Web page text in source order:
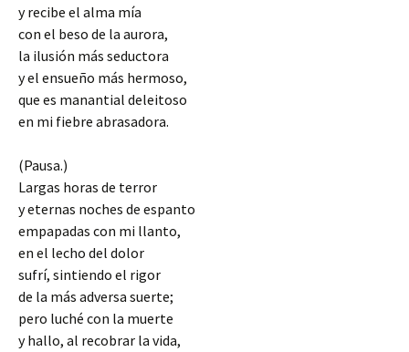
y recibe el alma mía
con el beso de la aurora,
la ilusión más seductora
y el ensueño más hermoso,
que es manantial deleitoso
en mi fiebre abrasadora.
(Pausa.)
Largas horas de terror
y eternas noches de espanto
empapadas con mi llanto,
en el lecho del dolor
sufrí, sintiendo el rigor
de la más adversa suerte;
pero luché con la muerte
y hallo, al recobrar la vida,